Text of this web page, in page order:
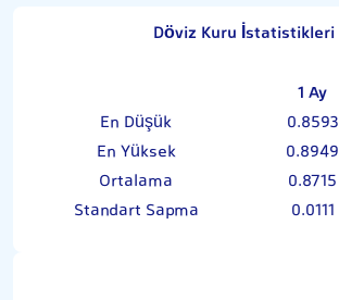
Döviz Kuru İstatistikleri
1 Ay
En Düşük
0.8593
En Yüksek
0.8949
Ortalama
0.8715
Standart Sapma
0.0111